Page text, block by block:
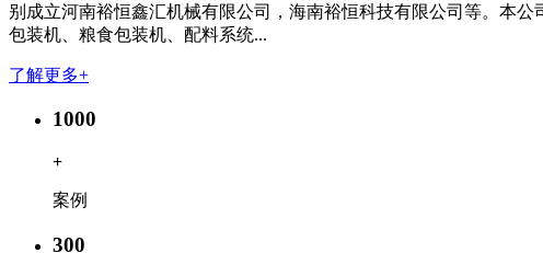
别成立河南裕恒鑫汇机械有限公司，海南裕恒科技有限公司等。本
包装机、粮食包装机、配料系统...
了解更多+
1000
+
案例
300